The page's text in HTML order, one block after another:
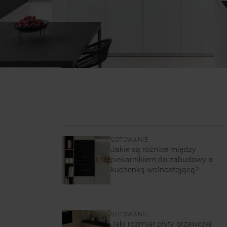
GOTOWANIE
Jakie są różnice między
piekarnikiem do zabudowy a
kuchenką wolnostojącą?
GOTOWANIE
Jaki rozmiar płyty grzewczej